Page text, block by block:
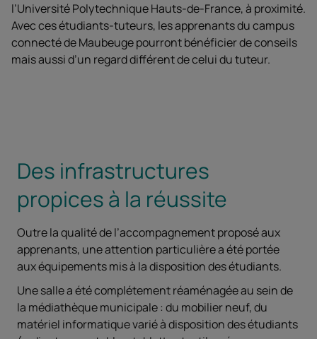
l’Université Polytechnique Hauts-de-France, à proximité.
Avec ces étudiants-tuteurs, les apprenants du campus
connecté de Maubeuge pourront bénéficier de conseils
mais aussi d’un regard différent de celui du tuteur.
Des infrastructures
propices à la réussite
Outre la qualité de l’accompagnement proposé aux
apprenants, une attention particulière a été portée
aux équipements mis à la disposition des étudiants.
Une salle a été complétement réaménagée au sein de
la médiathèque municipale : du mobilier neuf, du
matériel informatique varié à disposition des étudiants